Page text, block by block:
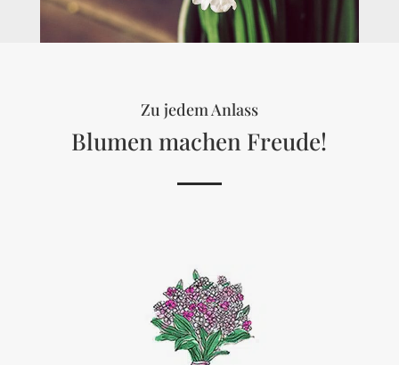
Zu jedem Anlass
Blumen machen Freude!